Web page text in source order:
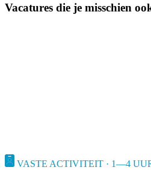
Vacatures die je misschien
VASTE ACTIVITEIT · 1—4